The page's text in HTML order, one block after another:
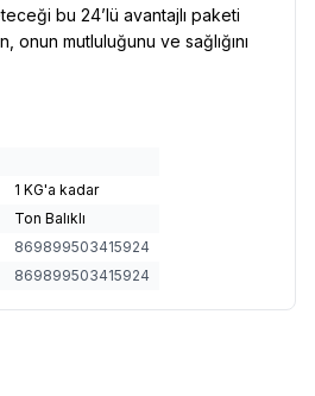
bu 24’lü avantajlı paketi
onun mutluluğunu ve sağlığını
1 KG'a kadar
Ton Balıklı
869899503415924
869899503415924